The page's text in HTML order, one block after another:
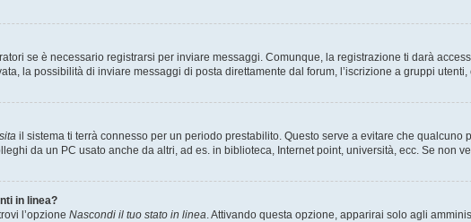
se è necessario registrarsi per inviare messaggi. Comunque, la registrazione ti darà
la possibilità di inviare messaggi di posta direttamente dal forum, l’iscrizione a gruppi
il sistema ti terrà connesso per un periodo prestabilito. Questo serve a evitare che
da un PC usato anche da altri, ad es. in biblioteca, Internet point, università, ecc. Se non
in linea?
l’opzione Nascondi il tuo stato in linea. Attivando questa opzione, apparirai solo agli